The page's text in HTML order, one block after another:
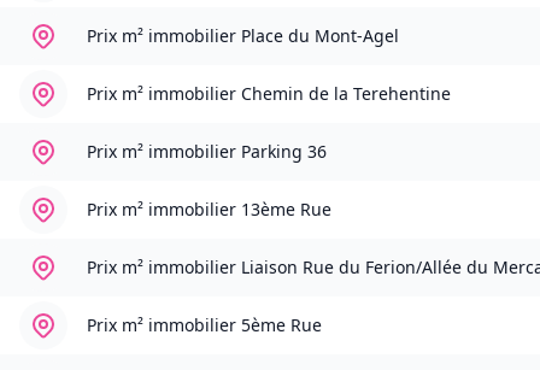
Prix m² immobilier Place du Mont-Agel
Prix m² immobilier Chemin de la Terehentine
Prix m² immobilier Parking 36
Prix m² immobilier 13ème Rue
Prix m² immobilier Liaison Rue du Ferion/Allée du
Prix m² immobilier 5ème Rue